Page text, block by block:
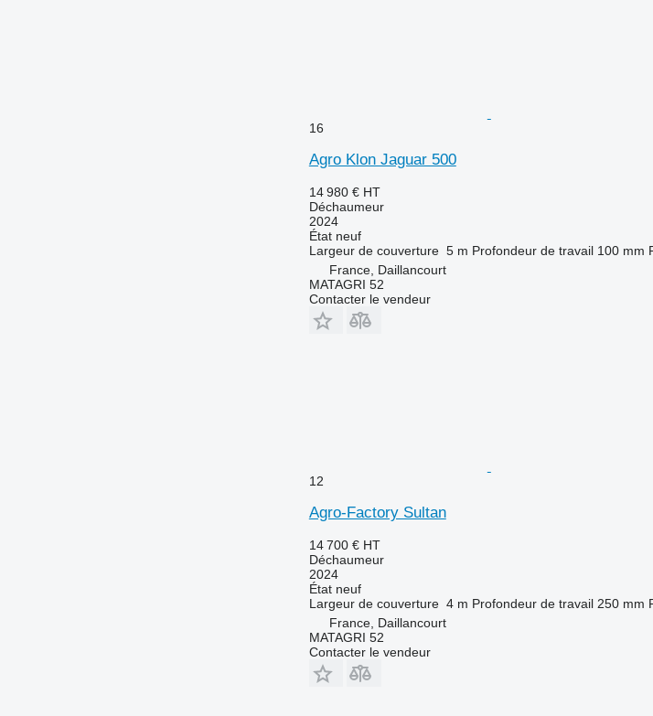
16
Agro Klon Jaguar 500
14 980 € HT
Déchaumeur
2024
Étatneuf
Largeur de couverture 5 m Profondeur de travail 100 mm
France, Daillancourt
MATAGRI 52
Contacter le vendeur
12
Agro-Factory Sultan
14 700 € HT
Déchaumeur
2024
Étatneuf
Largeur de couverture 4 m Profondeur de travail 250 mm
France, Daillancourt
MATAGRI 52
Contacter le vendeur